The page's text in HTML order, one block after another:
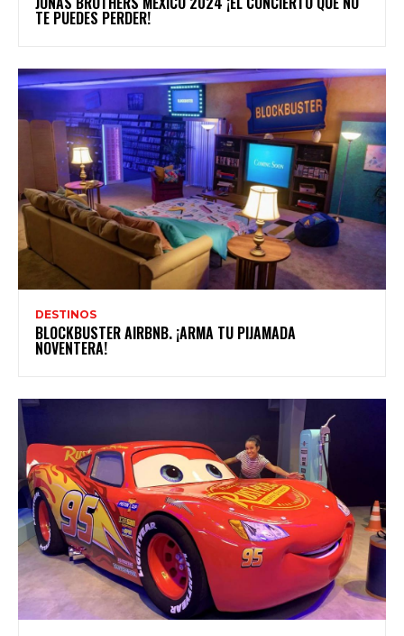
TE PUEDES PERDER!
DESTINOS
BLOCKBUSTER AIRBNB. ¡ARMA TU PIJAMADA
NOVENTERA!